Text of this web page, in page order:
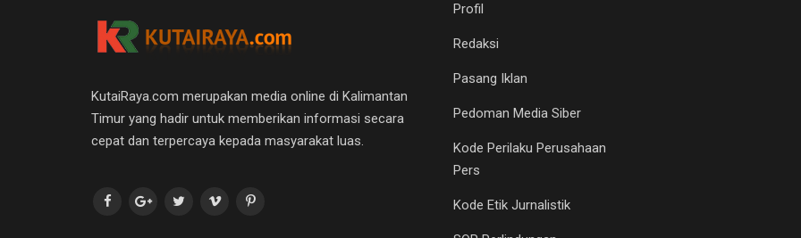
KutaiRaya.com merupakan media online di Kalimantan
Timur yang hadir untuk memberikan informasi secara
cepat dan terpercaya kepada masyarakat luas.
Profil
Redaksi
Pasang Iklan
Pedoman Media Siber
Kode Perilaku Perusahaan
Pers
Kode Etik Jurnalistik